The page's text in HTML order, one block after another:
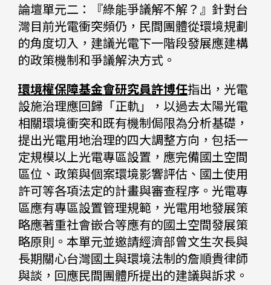
論壇單元二：『綠能爭議解不解？』針對台
灣目前光電衝突頻仍，民間團體從環境規劃
的角度切入，建議光電下一階段發展應建構
的政策機制和爭議解決方式。
環境權保障基金會研究員許博任指出，光電
設施治理應回歸「正軌」，以過去太陽光電
相關環境衝突和既有機制侷限為分析基礎，
提出光電用地治理的四大調整方向，包括一
定規模以上光電專區設置，應完備國土空間
區位、政策與個案環境影響評估、國土使用
許可等各項法定的計畫與審查程序。光電專
區應有專區設置管理規範，光電用地發展策
略應著重社會嵌合等應有的國土空間發展策
略原則。本單元並邀請經濟部曾文生次長與
長期關心台灣國土與環境法制的詹順貴律師
與談，回應民間團體所提出的建議與訴求。